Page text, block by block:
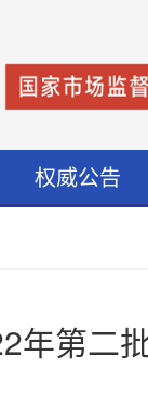
权威公告
年第二